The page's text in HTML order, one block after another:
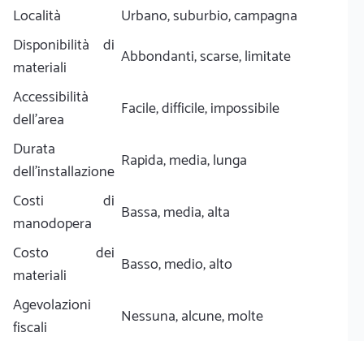
Località
Urbano, suburbio, campagna
Disponibilità di
materiali
Abbondanti, scarse, limitate
Accessibilità
dell'area
Facile, difficile, impossibile
Durata
dell'installazione Rapida, media, lunga
Costi di
manodopera
Bassa, media, alta
Costo dei
materiali
Basso, medio, alto
Agevolazioni
fiscali
Nessuna, alcune, molte